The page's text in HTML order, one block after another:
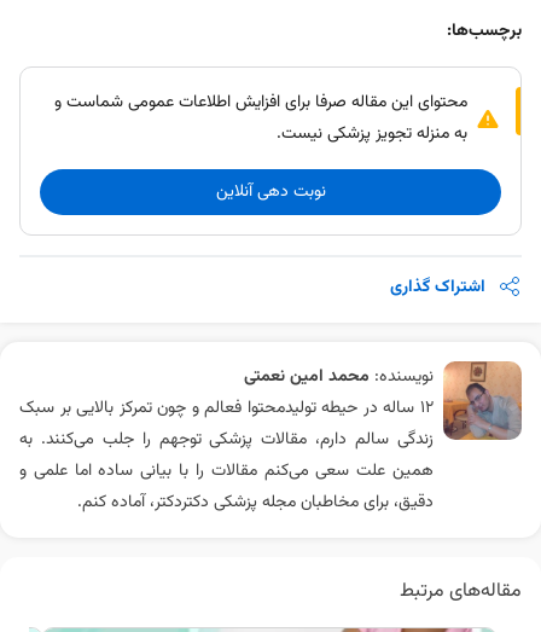
برچسب‌ها:
محتوای این مقاله صرفا برای افزایش اطلاعات عمومی شماست و
به منزله تجویز پزشکی نیست.
نوبت دهی آنلاین
اشتراک گذاری
نویسنده: محمد امین نعمتی
۱۲ ساله در حیطه تولیدمحتوا فعالم و چون تمرکز بالایی بر سبک
زندگی سالم دارم، مقالات پزشکی توجهم را جلب می‌کنند. به
همین علت سعی می‌کنم مقالات را با بیانی ساده اما علمی و
دقیق، برای مخاطبان مجله پزشکی دکتردکتر، آماده کنم.
مقاله‌های مرتبط